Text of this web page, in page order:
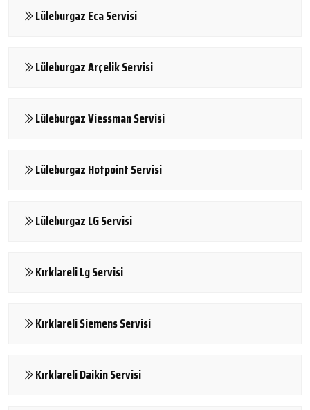
Lüleburgaz Eca Servisi
Lüleburgaz Arçelik Servisi
Lüleburgaz Viessman Servisi
Lüleburgaz Hotpoint Servisi
Lüleburgaz LG Servisi
Kırklareli Lg Servisi
Kırklareli Siemens Servisi
Kırklareli Daikin Servisi